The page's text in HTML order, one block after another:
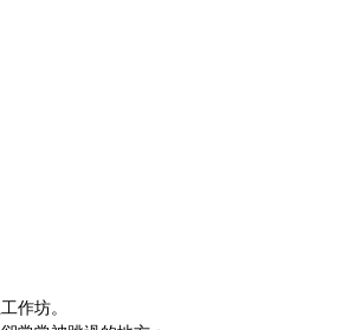
作坊。